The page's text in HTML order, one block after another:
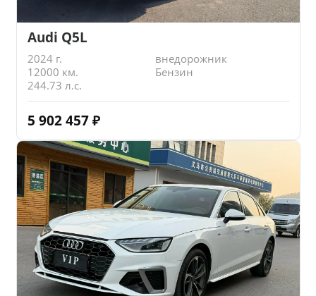
Audi Q5L
2024 г.
внедорожник
12000 км.
Бензин
244.73 л.с.
5 902 457 ₽